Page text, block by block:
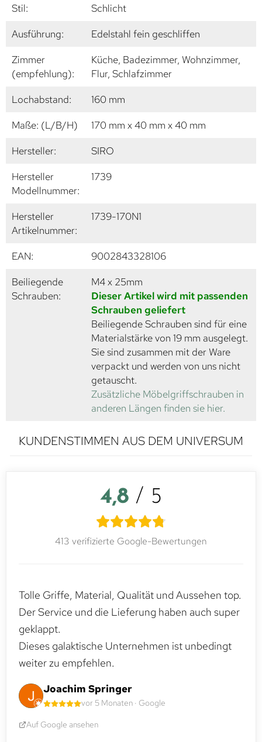
Stil:
Schlicht
Ausführung:
Edelstahl fein geschliffen
Zimmer
(empfehlung):
Küche, Badezimmer, Wohnzimmer,
Flur, Schlafzimmer
Lochabstand:
160 mm
Maße: (L/B/H)
170 mm x 40 mm x 40 mm
Hersteller:
SIRO
Hersteller
Modellnummer:
1739
Hersteller
Artikelnummer:
1739-170N1
EAN:
9002843328106
Beiliegende
Schrauben:
M4 x 25mm
Dieser Artikel wird mit passenden
Schrauben geliefert
Beiliegende Schrauben sind für eine
Materialstärke von 19 mm ausgelegt.
Sie sind zusammen mit der Ware
verpackt und werden von uns nicht
getauscht.
Zusätzliche Möbelgriffschrauben in
anderen Längen finden sie hier.
KUNDENSTIMMEN AUS DEM UNIVERSUM
4,8 / 5
413 verifizierte Google-Bewertungen
Tolle Griffe, Material, Qualität und Aussehen top.
Der Service und die Lieferung haben auch super
geklappt.
Dieses galaktische Unternehmen ist unbedingt
weiter zu empfehlen.
Joachim Springer
vor 5 Monaten · Google
Auf Google ansehen